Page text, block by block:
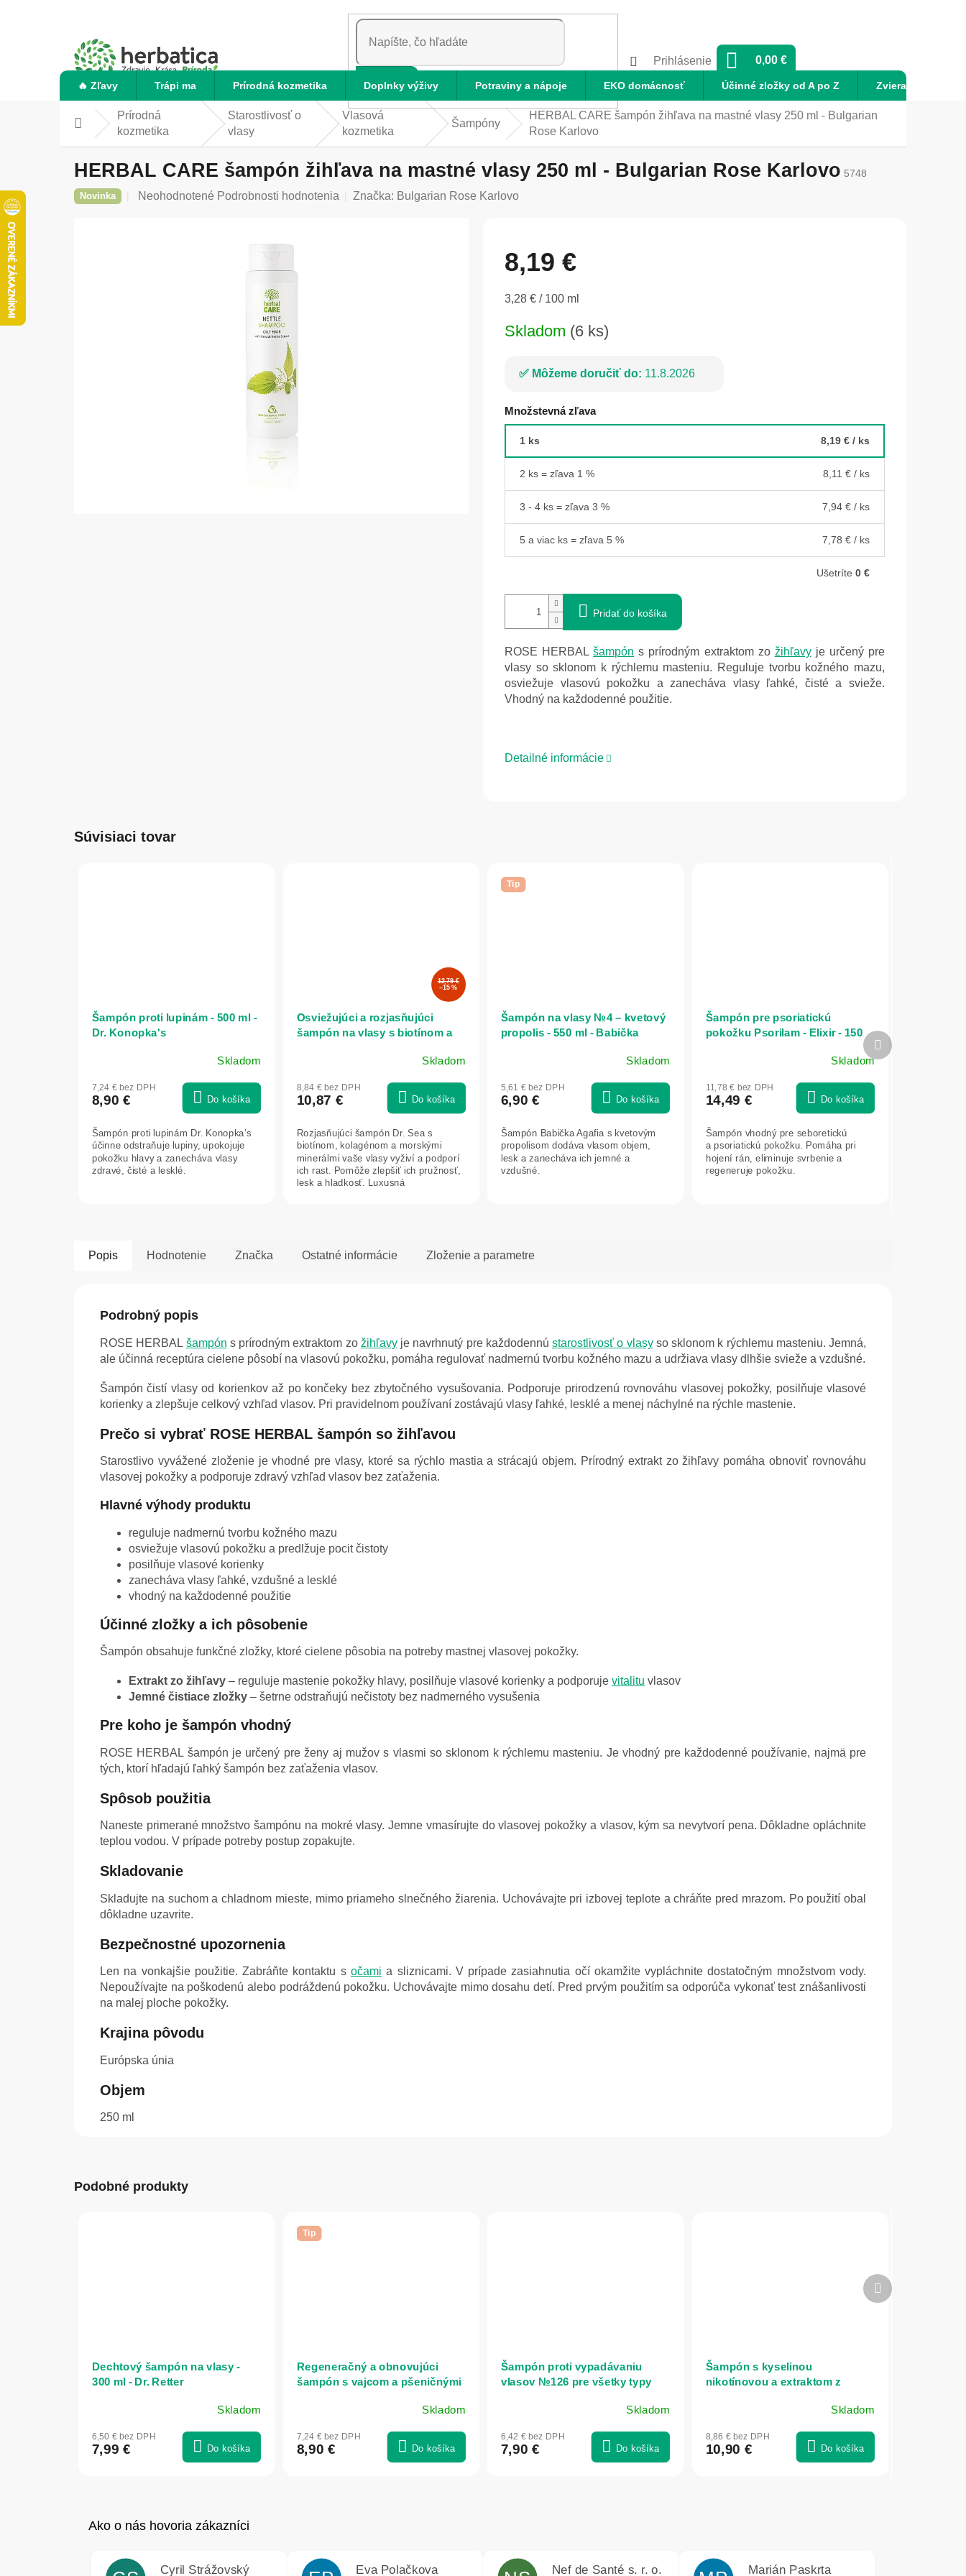
HĽADAŤ
Prihlásenie
NÁKUPNÝ
0,00 €
🔥 Zľavy Trápi ma Prírodná kozmetika Doplnky výživy Potraviny a nápoje EKO domácnosť Účinné zložky od A po Z Zvieratá
Domov
Prírodná
kozmetika
Starostlivosť o
vlasy
Vlasová
kozmetika
Šampóny
HERBAL CARE šampón žihľava na mastné vlasy 250 ml - Bulgarian
Rose Karlovo
HERBAL CARE šampón žihľava na mastné vlasy 250 ml - Bulgarian Rose Karlovo 5748
Novinka
Priemerné
Neohodnotené Podrobnosti hodnotenia Značka: Bulgarian Rose Karlovo
8,19 €
Jednotková
3,28 € / 100 ml
Skladom (6 ks)
Môžeme doručiť do: 11.8.2026
Množstevná zľava
1 ks 8,19 € / ks
2 ks = zľava 1 % 8,11 € / ks
3 - 4 ks = zľava 3 % 7,94 € / ks
5 a viac ks = zľava 5 % 7,78 € / ks
Ušetríte 0 €
Pridať do košíka
ROSE HERBALšampón s prírodným extraktom zo žihľavyje určený pre
vlasy so sklonom k rýchlemu masteniu. Reguluje tvorbu kožného mazu,
osviežuje vlasovú pokožku a zanecháva vlasy ľahké, čisté a svieže.
Vhodný na každodenné použitie.
Detailné informácie
Súvisiaci tovar
Šampón proti lupinám - 500 ml -
Dr. Konopka's
Skladom
7,24 € bez DPH
8,90 € Do košíka
Šampón proti lupinám Dr. Konopka’s
účinne odstraňuje lupiny, upokojuje
pokožku hlavy a zanecháva vlasy
zdravé, čisté a lesklé.
12,79 €
–15 %
Osviežujúci a rozjasňujúci
šampón na vlasy s biotínom a
Skladom
8,84 € bez DPH
10,87 € Do košíka
Rozjasňujúci šampón Dr. Sea s
biotínom, kolagénom a morskými
minerálmi vaše vlasy vyživí a podporí
ich rast. Pomôže zlepšiť ich pružnosť,
lesk a hladkosť. Luxusná
Tip
Šampón na vlasy №4 – kvetový
propolis - 550 ml - Babička
produktu
je
5,0
z
5
hviezdičiek.
Skladom
5,61 € bez DPH
6,90 € Do košíka
Šampón Babička Agafia s kvetovým
propolisom dodáva vlasom objem,
lesk a zanecháva ich jemné a
vzdušné.
Šampón pre psoriatickú
pokožku Psorilam - Elixir - 150
produktu
4,8
z
5
hviezdičiek.
Skladom
11,78 € bez DPH
14,49 € Do košíka
Šampón vhodný pre seboretickú
a psoriatickú pokožku. Pomáha pri
hojení rán, eliminuje svrbenie a
regeneruje pokožku.
Ďalší
produkt
Popis Hodnotenie Značka Ostatné informácie Zloženie a parametre
Podrobný popis
ROSE HERBAL šampón s prírodným extraktom zo žihľavyje navrhnutý pre každodennú starostlivosť o vlasyso sklonom k rýchlemu masteniu. Jemná,
ale účinná receptúra cielene pôsobí na vlasovú pokožku, pomáha regulovať nadmernú tvorbu kožného mazu a udržiava vlasy dlhšie svieže a vzdušné.
Šampón čistí vlasy od korienkov až po končeky bez zbytočného vysušovania. Podporuje prirodzenú rovnováhu vlasovej pokožky, posilňuje vlasové
korienky a zlepšuje celkový vzhľad vlasov. Pri pravidelnom používaní zostávajú vlasy ľahké, lesklé a menej náchylné na rýchle mastenie.
Prečo si vybrať ROSE HERBAL šampón so žihľavou
Starostlivo vyvážené zloženie je vhodné pre vlasy, ktoré sa rýchlo mastia a strácajú objem. Prírodný extrakt zo žihľavy pomáha obnoviť rovnováhu
vlasovej pokožky a podporuje zdravý vzhľad vlasov bez zaťaženia.
Hlavné výhody produktu
reguluje nadmernú tvorbu kožného mazu
osviežuje vlasovú pokožku a predlžuje pocit čistoty
posilňuje vlasové korienky
zanecháva vlasy ľahké, vzdušné a lesklé
vhodný na každodenné použitie
Účinné zložky a ich pôsobenie
Šampón obsahuje funkčné zložky, ktoré cielene pôsobia na potreby mastnej vlasovej pokožky.
Extrakt zo žihľavy – reguluje mastenie pokožky hlavy, posilňuje vlasové korienky a podporuje vitalitu vlasov
Jemné čistiace zložky – šetrne odstraňujú nečistoty bez nadmerného vysušenia
Pre koho je šampón vhodný
ROSE HERBAL šampón je určený pre ženy aj mužov s vlasmi so sklonom k rýchlemu masteniu. Je vhodný pre každodenné používanie, najmä pre
tých, ktorí hľadajú ľahký šampón bez zaťaženia vlasov.
Spôsob použitia
Naneste primerané množstvo šampónu na mokré vlasy. Jemne vmasírujte do vlasovej pokožky a vlasov, kým sa nevytvorí pena. Dôkladne opláchnite
teplou vodou. V prípade potreby postup zopakujte.
Skladovanie
Skladujte na suchom a chladnom mieste, mimo priameho slnečného žiarenia. Uchovávajte pri izbovej teplote a chráňte pred mrazom. Po použití obal
dôkladne uzavrite.
Bezpečnostné upozornenia
Len na vonkajšie použitie. Zabráňte kontaktu s očami a sliznicami. V prípade zasiahnutia očí okamžite vypláchnite dostatočným množstvom vody.
Nepoužívajte na poškodenú alebo podráždenú pokožku. Uchovávajte mimo dosahu detí. Pred prvým použitím sa odporúča vykonať test znášanlivosti
na malej ploche pokožky.
Krajina pôvodu
Európska únia
Objem
250 ml
Podobné produkty
Dechtový šampón na vlasy -
300 ml - Dr. Retter
Skladom
6,50 € bez DPH
7,99 € Do košíka
Tip
Regeneračný a obnovujúci
šampón s vajcom a pšeničnými
Skladom
7,24 € bez DPH
8,90 € Do košíka
Šampón proti vypadávaniu
vlasov №126 pre všetky typy
Skladom
6,42 € bez DPH
7,90 € Do košíka
Šampón s kyselinou
nikotínovou a extraktom z
Skladom
8,86 € bez DPH
10,90 € Do košíka
Ďalší
produkt
Cyril Strážovský Eva Polačkova Nef de Santé s. r. o. Marián Paskrta